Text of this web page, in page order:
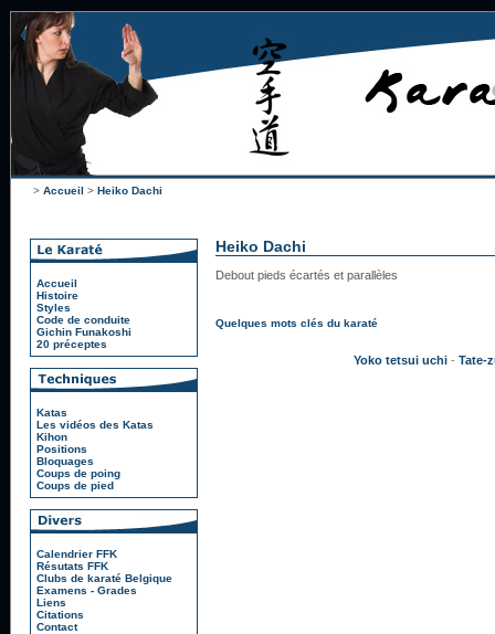
> Accueil > Heiko Dachi
Accueil
Histoire
Styles
Code de conduite
Gichin Funakoshi
20 préceptes
Katas
Les vidéos des Katas
Kihon
Positions
Bloquages
Coups de poing
Coups de pied
Calendrier FFK
Résutats FFK
Clubs de karaté Belgique
Examens - Grades
Liens
Citations
Contact
Heiko Dachi
Debout pieds écartés et parallèles
Quelques mots clés du karaté
Yoko tetsui uchi- Tate-